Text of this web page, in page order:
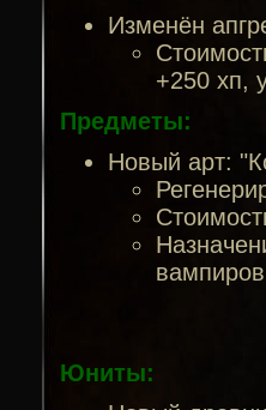
Изменён
+250 хп,
Предметы:
Новый арт:
Юниты: